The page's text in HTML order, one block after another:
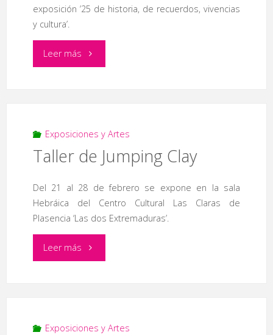
Popular"
exposición ’25 de historia, de recuerdos, vivencias
y cultura’.
Leer más"XXV
Museo
Etnográfico
Textil
Enciso’"
Exposiciones y Artes
Taller de Jumping Clay
Del 21 al 28 de febrero se expone en la sala
Hebráica del Centro Cultural Las Claras de
Plasencia ‘Las dos Extremaduras’.
Leer más"Taller
Clay"
Exposiciones y Artes